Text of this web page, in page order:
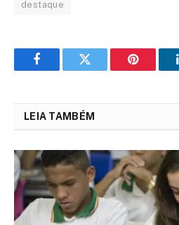
destaque
FacebookTwitter Pinterest
LEIA TAMBÉM